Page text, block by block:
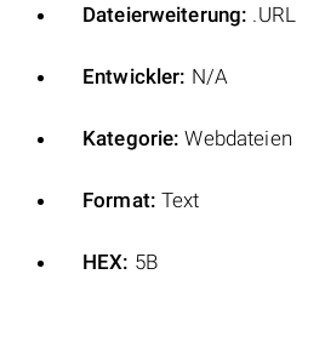
Dateierweiterung: .URL
Entwickler: N/A
Kategorie: Webdateien
Format: Text
HEX: 5B